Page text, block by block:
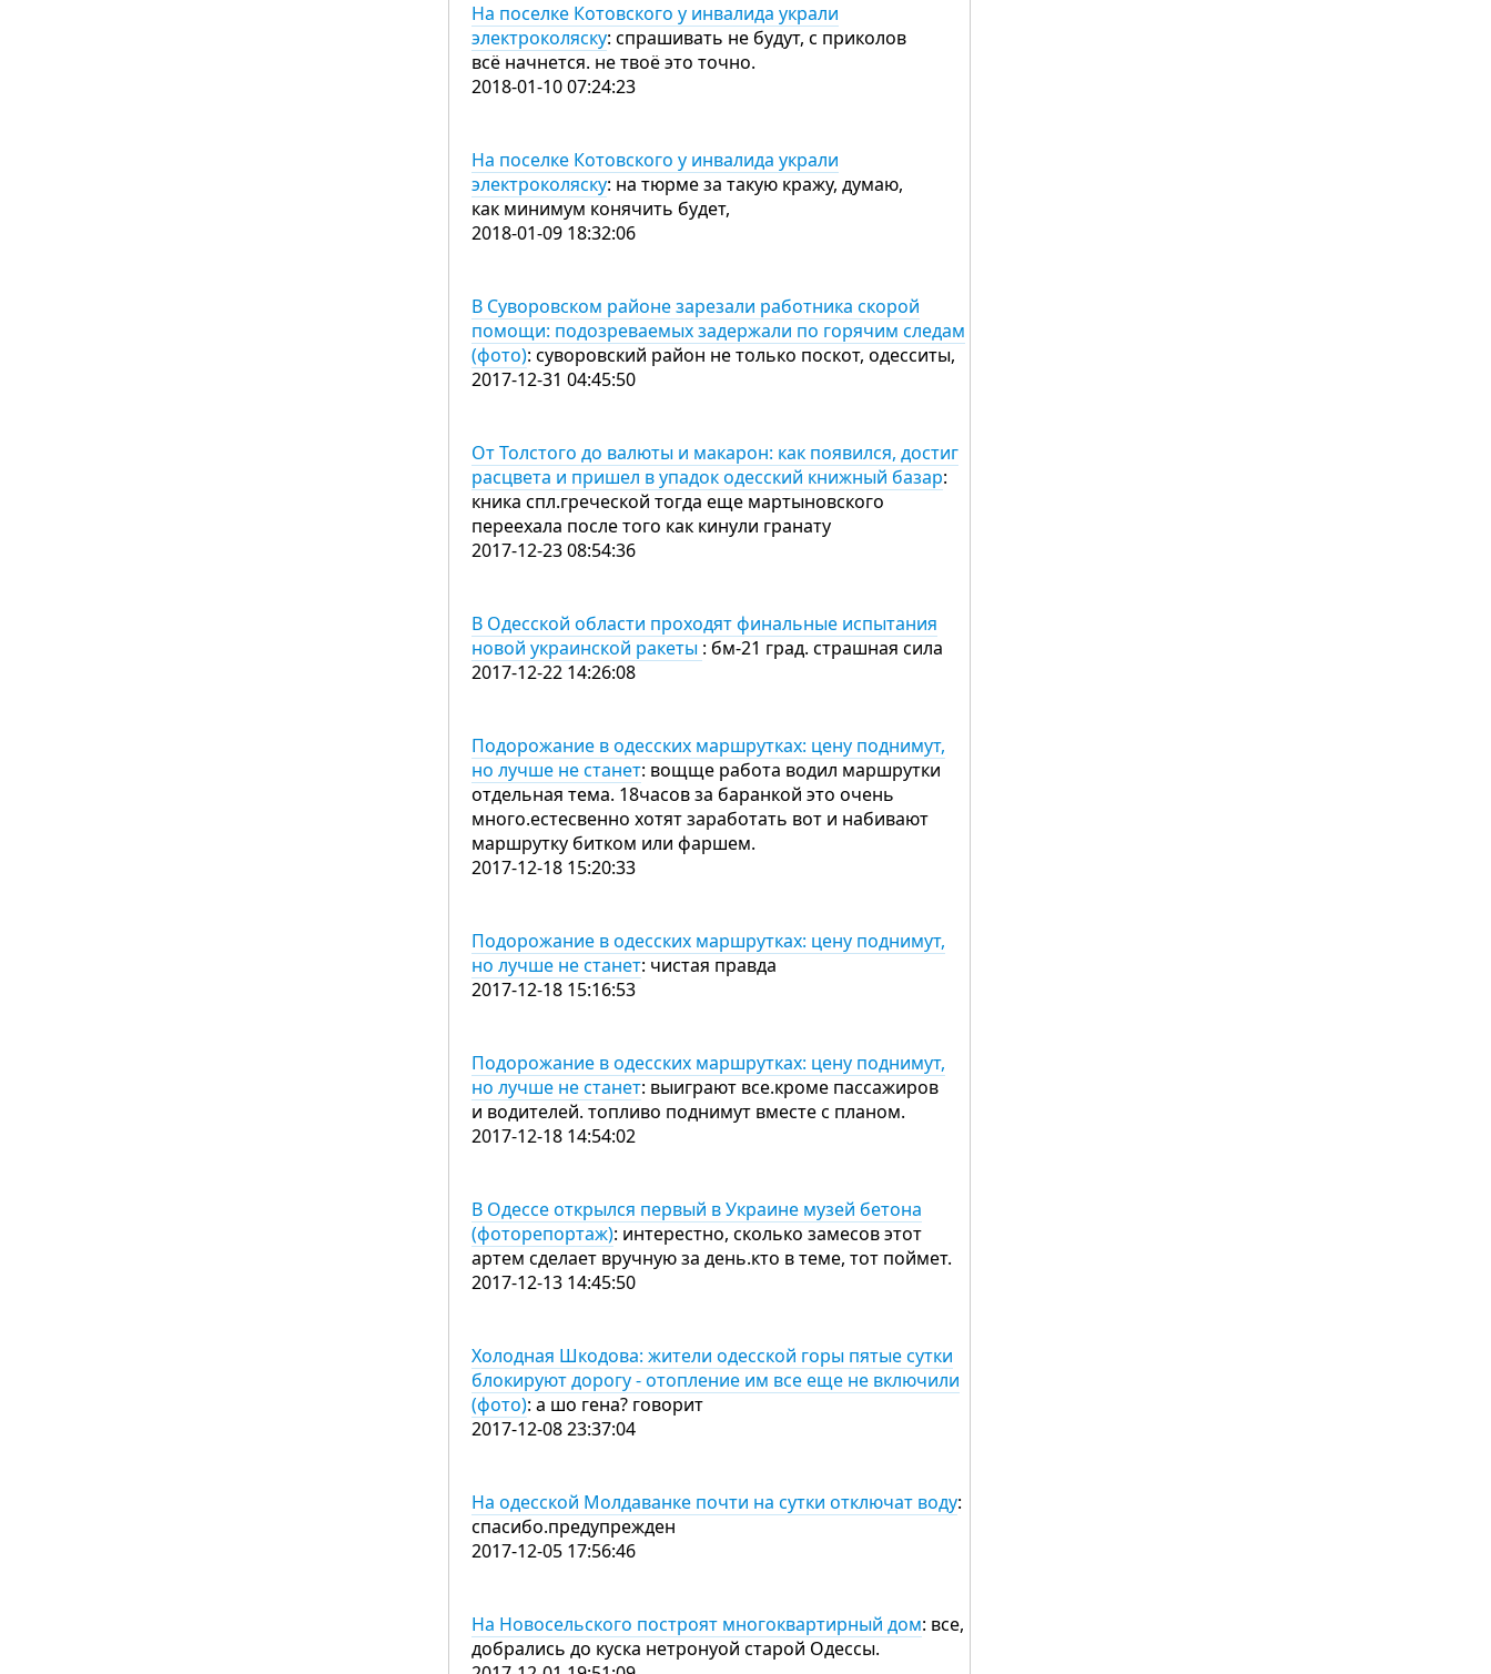
На поселке Котовского у инвалида украли
электроколяску: спрашивать не будут, с приколов
всё начнется. не твоё это точно.
2018-01-10 07:24:23
На поселке Котовского у инвалида украли
электроколяску: на тюрме за такую кражу, думаю,
как минимум конячить будет,
2018-01-09 18:32:06
В Суворовском районе зарезали работника скорой
помощи: подозреваемых задержали по горячим следам
(фото): суворовский район не только поскот, одесситы,
2017-12-31 04:45:50
От Толстого до валюты и макарон: как появился, достиг
расцвета и пришел в упадок одесский книжный базар:
кника спл.греческой тогда еще мартыновского
переехала после того как кинули гранату
2017-12-23 08:54:36
В Одесской области проходят финальные испытания
новой украинской ракеты : бм-21 град. страшная сила
2017-12-22 14:26:08
Подорожание в одесских маршрутках: цену поднимут,
но лучше не станет: вощще работа водил маршрутки
отдельная тема. 18часов за баранкой это очень
много.естесвенно хотят заработать вот и набивают
маршрутку битком или фаршем.
2017-12-18 15:20:33
Подорожание в одесских маршрутках: цену поднимут,
но лучше не станет: чистая правда
2017-12-18 15:16:53
Подорожание в одесских маршрутках: цену поднимут,
но лучше не станет: выиграют все.кроме пассажиров
и водителей. топливо поднимут вместе с планом.
2017-12-18 14:54:02
В Одессе открылся первый в Украине музей бетона
(фоторепортаж): интерестно, сколько замесов этот
артем сделает вручную за день.кто в теме, тот поймет.
2017-12-13 14:45:50
Холодная Шкодова: жители одесской горы пятые сутки
блокируют дорогу - отопление им все еще не включили
(фото): а шо гена? говорит
2017-12-08 23:37:04
На одесской Молдаванке почти на сутки отключат воду:
спасибо.предупрежден
2017-12-05 17:56:46
На Новосельского построят многоквартирный дом: все,
добрались до куска нетронуой старой Одессы.